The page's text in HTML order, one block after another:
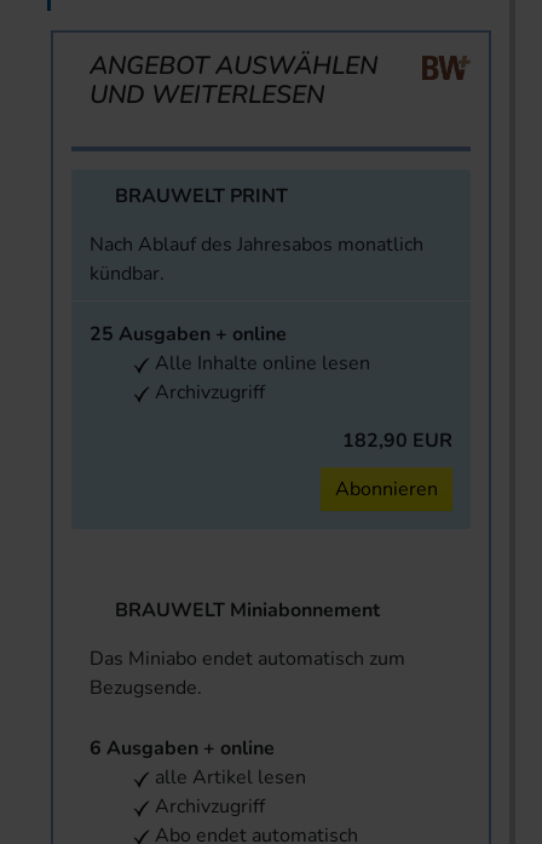
ANGEBOT AUSWÄHLEN
UND WEITERLESEN
BRAUWELT PRINT
Nach Ablauf des Jahresabos monatlich
kündbar.
25 Ausgaben + online
Alle Inhalte online lesen
Archivzugriff
182,90 EUR
Abonnieren
BRAUWELT Miniabonnement
Das Miniabo endet automatisch zum
Bezugsende.
6 Ausgaben + online
alle Artikel lesen
Archivzugriff
Abo endet automatisch